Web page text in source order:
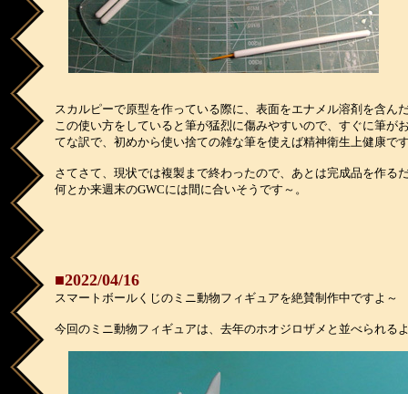
スカルピーで原型を作っている際に、表面をエナメル溶剤を含ん
この使い方をしていると筆が猛烈に傷みやすいので、すぐに筆が
てな訳で、初めから使い捨ての雑な筆を使えば精神衛生上健康で
さてさて、現状では複製まで終わったので、あとは完成品を作る
何とか来週末のGWCには間に合いそうです～。
■2022/04/16
スマートボールくじのミニ動物フィギュアを絶賛制作中ですよ～
今回のミニ動物フィギュアは、去年のホオジロザメと並べられる